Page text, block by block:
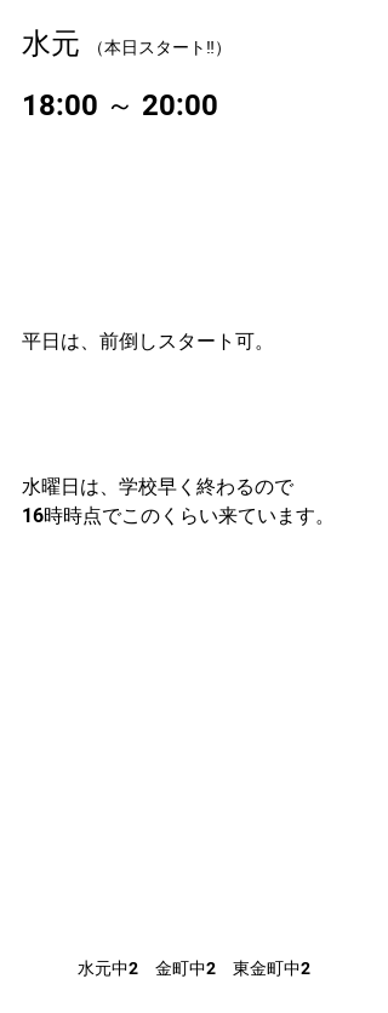
水元
（本日スタート‼）
18:00 ～ 20:00
平日は、前倒しスタート可。
水曜日は、学校早く終わるので
16時時点でこのくらい来ています。
水元中2　金町中2　東金町中2